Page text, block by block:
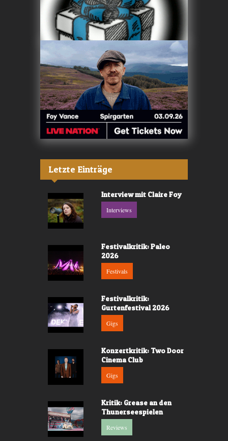
Letzte Einträge
Interview mit Claire Foy
Interviews
Festivalkritik: Paleo
2026
Festivals
Festivalkritik:
Gurtenfestival 2026
Gigs
Konzertkritik: Two Door
Cinema Club
Gigs
Kritik: Grease an den
Thunerseespielen
Reviews